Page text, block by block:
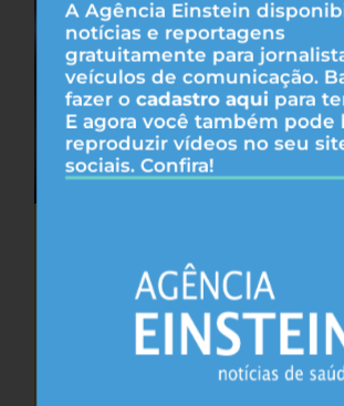
A Agência Einstein
notícias e reportagens
gratuitamente para
veículos de comunicação.
fazer o cadastro aqui para
E agora você também pode
reproduzir vídeos no seu
sociais. Confira!
privação do sono, sugere estudo